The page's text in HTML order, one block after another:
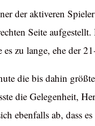
der aktiveren
Seite
zu lange, ehe der
die bis dahin
die Gelegenheit,
ebenfalls ab, dass